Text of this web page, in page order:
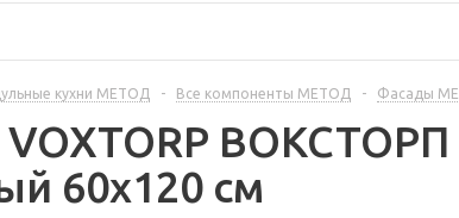
кухни МЕТОД - Все компоненты МЕТОД - Фасады
VOXTORP
60x120 см